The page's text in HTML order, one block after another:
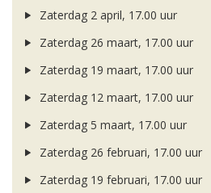
Zaterdag 2 april, 17.00 uur
Zaterdag 26 maart, 17.00 uur
Zaterdag 19 maart, 17.00 uur
Zaterdag 12 maart, 17.00 uur
Zaterdag 5 maart, 17.00 uur
Zaterdag 26 februari, 17.00 uur
Zaterdag 19 februari, 17.00 uur